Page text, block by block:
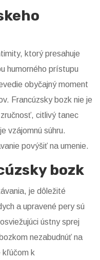
ktorý presahuje
humorného prístupu
obyčajný moment
Francúzsky bozk nie je
citlivý tanec
vzájomnú súhru.
povýšiť na umenie.
bozk
je dôležité
a upravené pery sú
ústny sprej
nezabudnúť na
kľúčom k